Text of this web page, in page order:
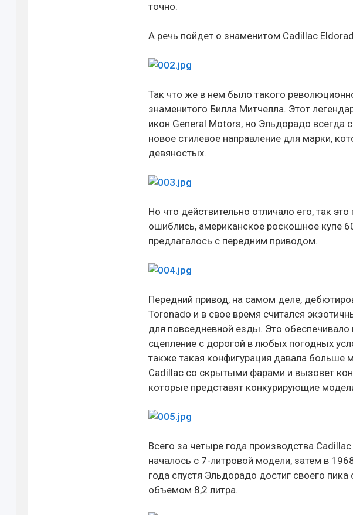
точно.
А речь пойдет о знаменитом Cadillac
Так что же в нем было такого
знаменитого Билла Митчелла. Этот
икон General Motors, но Эльдорадо
новое стилевое направление для марки,
девяностых.
Но что действительно отличало его, так
ошиблись, американское роскошное купе
предлагалось с передним приводом.
Передний привод, на самом деле,
Toronado и в свое время считался
для повседневной езды. Это
сцепление с дорогой в любых погодных
также такая конфигурация давала больше
Cadillac со скрытыми фарами и вызовет
которые представят конкурирующие
Всего за четыре года производства
началось с 7-литровой модели, затем в
года спустя Эльдорадо достиг своего
объемом 8,2 литра.